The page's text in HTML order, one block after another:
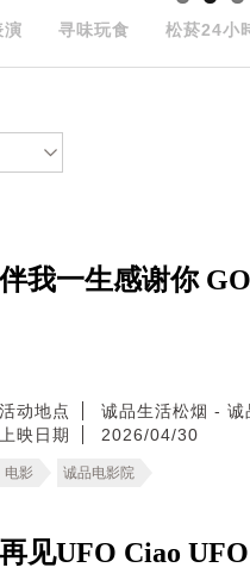
演 寻味玩食 松菸24小
伴我一生感谢你
活动地点
诚品生活松烟 - 诚
上映日期
2026/04/30
电影 诚品电影院
再见UFO Ciao UFO